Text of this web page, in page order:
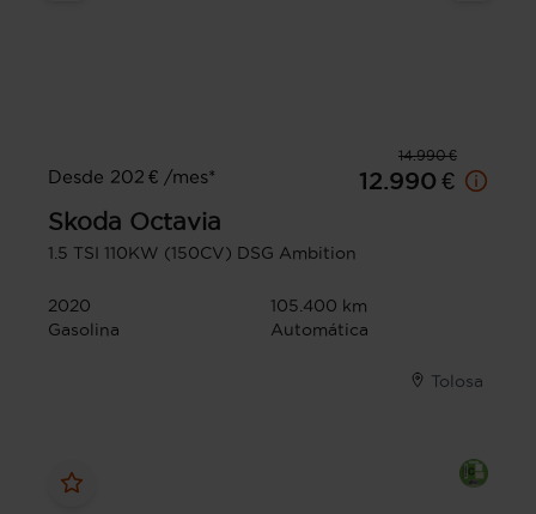
14.990 €
Desde 202 € /mes*
12.990 €
Skoda Octavia
1.5 TSI 110KW (150CV) DSG Ambition
2020
105.400 km
Gasolina
Automática
Tolosa